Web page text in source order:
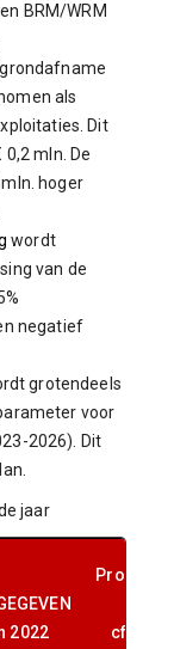
BRM/WRM
als
Dit
mln. De
hoger
wordt
van de
negatief
grotendeels
voor
2026). Dit
jaar
2022
cfm